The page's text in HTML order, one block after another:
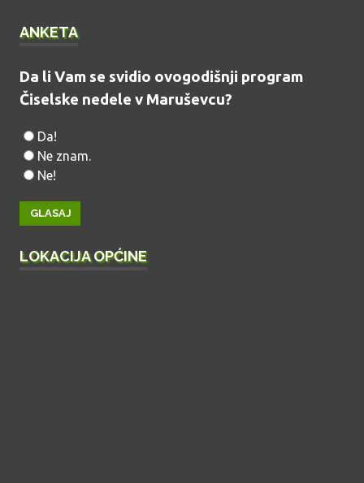
ANKETA
Da li Vam se svidio ovogodišnji program
Čiselske nedele v Maruševcu?
Da!
Ne znam.
Ne!
LOKACIJA OPĆINE